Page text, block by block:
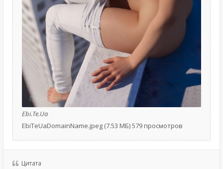
Ebi.Te.Ua
EbiTeUaDomainName.jpeg (7.53 МБ) 579 просмотров
Цитата